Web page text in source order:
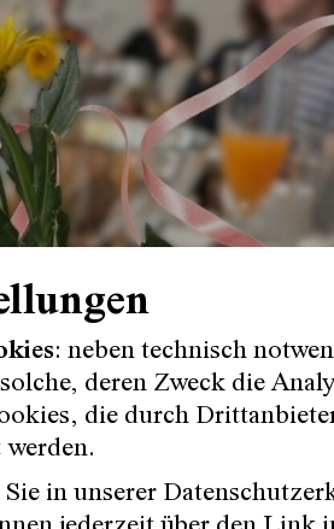
Jede:r muss essen. Und
Eine Mahlzeit zu
Publikum auf Ensemble auf
von Erlebnissen aus
: neben technisch
deren Zweck die
die durch
in unserer